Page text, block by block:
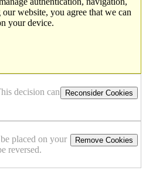
website, you agree that we can
your device.
Reconsider Cookies
decision can
Remove Cookies
placed on your
reversed.